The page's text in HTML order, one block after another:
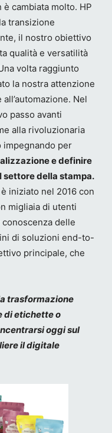
cambiata molto. HP
transizione
il nostro obiettivo
qualità e versatilità
volta raggiunto
la nostra attenzione
Nel
passo avanti
alla rivoluzionaria
impegnando per
e definire
settore della stampa.
iniziato nel 2016 con
migliaia di utenti
delle
di soluzioni end-to-
principale, che
trasformazione
di etichette o
oggi sul
il digitale